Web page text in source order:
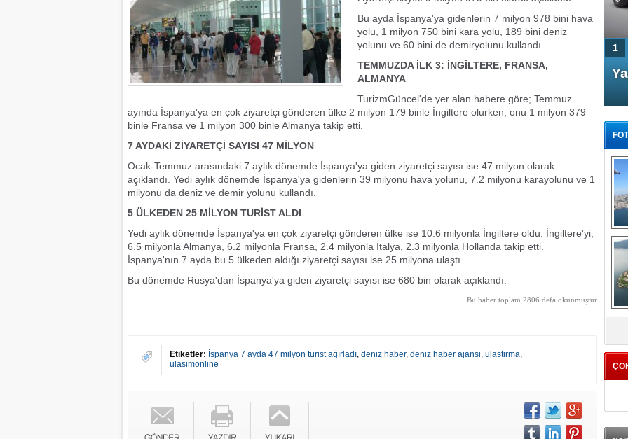
Bu ayda İspanya'ya gidenlerin 7 milyon 978 bini hava
yolu, 1 milyon 750 bini kara yolu, 189 bini deniz
yolunu ve 60 bini de demiryolunu kullandı.
TEMMUZDA İLK 3: İNGİLTERE, FRANSA,
ALMANYA
TurizmGüncel'de yer alan habere göre; Temmuz
ayında İspanya'ya en çok ziyaretçi gönderen ülke 2 milyon 179 binle İngiltere olurken, onu 1 milyon 379
binle Fransa ve 1 milyon 300 binle Almanya takip etti.
7 AYDAKİ ZİYARETÇİ SAYISI 47 MİLYON
Ocak-Temmuz arasındaki 7 aylık dönemde İspanya'ya giden ziyaretçi sayısı ise 47 milyon olarak
açıklandı. Yedi aylık dönemde İspanya'ya gidenlerin 39 milyonu hava yolunu, 7.2 milyonu karayolunu ve 1
milyonu da deniz ve demir yolunu kullandı.
5 ÜLKEDEN 25 MİLYON TURİST ALDI
Yedi aylık dönemde İspanya'ya en çok ziyaretçi gönderen ülke ise 10.6 milyonla İngiltere oldu. İngiltere'yi,
6.5 milyonla Almanya, 6.2 milyonla Fransa, 2.4 milyonla İtalya, 2.3 milyonla Hollanda takip etti.
İspanya'nın 7 ayda bu 5 ülkeden aldığı ziyaretçi sayısı ise 25 milyona ulaştı.
Bu dönemde Rusya'dan İspanya'ya giden ziyaretçi sayısı ise 680 bin olarak açıklandı.
Bu haber toplam 2806 defa okunmuştur
Etiketler: İspanya 7 ayda 47 milyon turist ağırladı, deniz haber, deniz haber ajansi, ulastirma,
ulasimonline
4 Kapılı AMG GT Coupe
1